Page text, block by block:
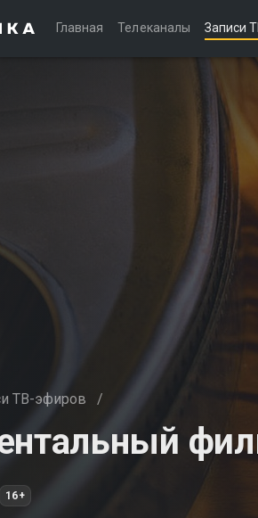
Главная Телеканалы Записи
ТВ-эфиров /
16+